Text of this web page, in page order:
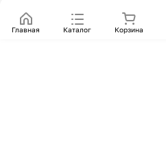
Главная Каталог Корзина